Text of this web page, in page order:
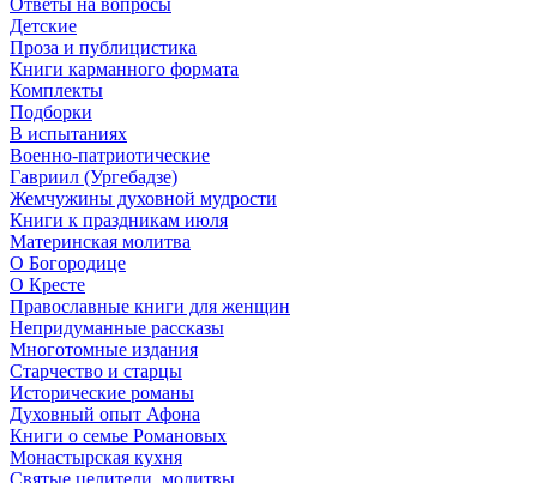
Ответы на вопросы
Детские
Проза и публицистика
Книги карманного формата
Комплекты
Подборки
В испытаниях
Военно-патриотические
Гавриил (Ургебадзе)
Жемчужины духовной мудрости
Книги к праздникам июля
Материнская молитва
О Богородице
О Кресте
Православные книги для женщин
Непридуманные рассказы
Многотомные издания
Старчество и старцы
Исторические романы
Духовный опыт Афона
Книги о семье Романовых
Монастырская кухня
Святые целители, молитвы